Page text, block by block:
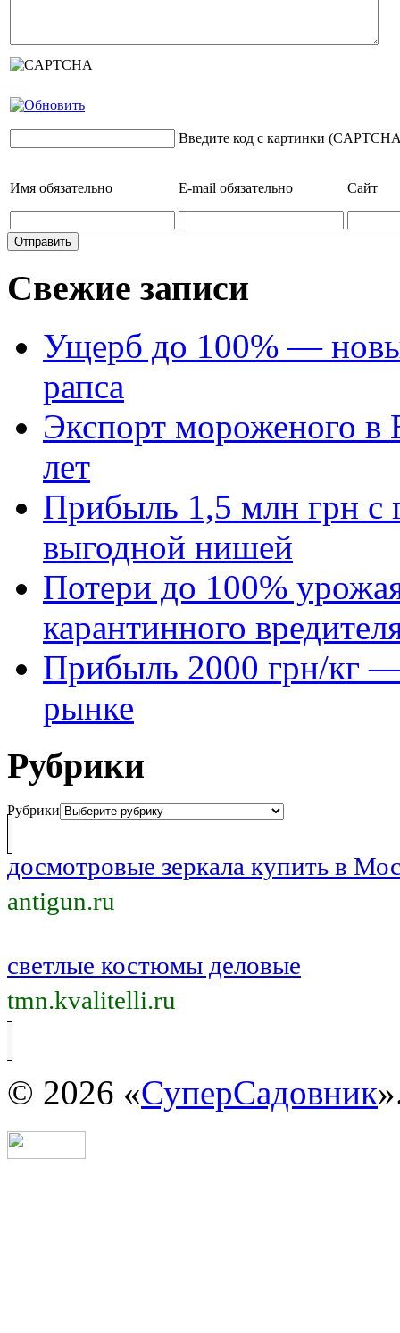
Введите код с картинки
Имя обязательно E-mail обязательно Сайт
Свежие записи
Ущерб до 100% —
рапса
Экспорт мороженого в
лет
Прибыль 1,5 млн грн с
выгодной нишей
Потери до 100%
карантинного
Прибыль 2000 грн/кг —
рынке
Рубрики
Рубрики
досмотровые зеркала купить в
antigun.ru
светлые костюмы деловые
tmn.kvalitelli.ru
© 2026 «СуперСадовник